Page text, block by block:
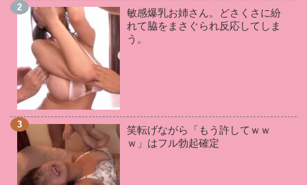
松本菜奈実(2) 葵百合香(2) 羽月希(2)
皆月ひかる(2) 鈴木さとみ(2) 松本いちか (2)
三苫うみ(2) 妃乃ひかり
小向美奈子(1) 五十嵐かな
川村晴(1) 若槻みづな
KAORI(1) RION
星川麻紀(1) 谷原希美(1) 奏音かのん(1)
愛華みれい(1) 星咲伶美
和葉みれい
(1) 夏希みなみ
敏感爆乳お姉さん。どさくさに紛
れて脇をまさぐられ反応してしま
う。
笑転げながら「もう許してｗｗ
ｗ」はフル勃起確定